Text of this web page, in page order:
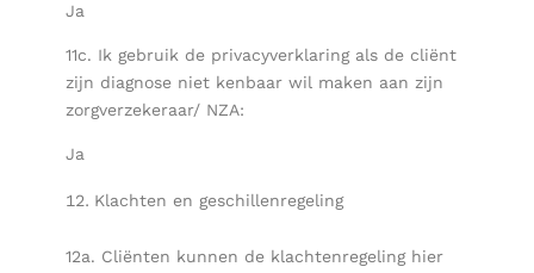
Ja
11c. Ik gebruik de privacyverklaring als de cliënt
zijn diagnose niet kenbaar wil maken aan zijn
zorgverzekeraar/ NZA:
Ja
Klachten en geschillenregeling
12a. Cliënten kunnen de klachtenregeling hier